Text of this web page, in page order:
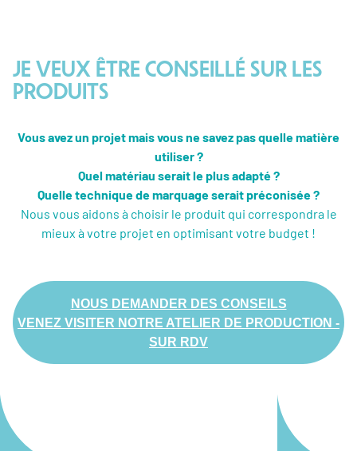
JE VEUX ÊTRE CONSEILLÉ SUR LES
PRODUITS
Vous avez un projet mais vous ne savez pas quelle matière
utiliser ?
Quel matériau serait le plus adapté ?
Quelle technique de marquage serait préconisée ?
Nous vous aidons à choisir le produit qui correspondra le
mieux à votre projet en optimisant votre budget !
NOUS DEMANDER DES CONSEILS
VENEZ VISITER NOTRE ATELIER DE PRODUCTION -
SUR RDV